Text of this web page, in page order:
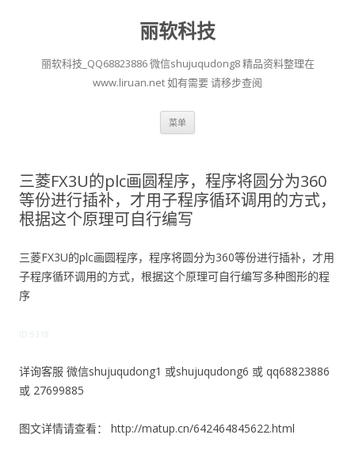
丽软科技
丽软科技_QQ68823886 微信shujuqudong8 精品资料整理在
www.liruan.net 如有需要 请移步查阅
菜单
三菱FX3U的plc画圆程序，程序将圆分为360
等份进行插补，才用子程序循环调用的方式，
根据这个原理可自行编写
三菱FX3U的plc画圆程序，程序将圆分为360等份进行插补，才用
子程序循环调用的方式，根据这个原理可自行编写多种图形的程
序
ID:9318
详询客服 微信shujuqudong1 或shujuqudong6 或 qq68823886
或 27699885
图文详情请查看： http://matup.cn/642464845622.html